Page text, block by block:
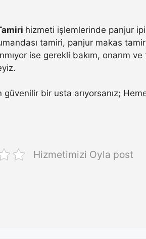
hizmeti işlemlerinde panjur
tamiri, panjur makas
ise gerekli bakım, onarım
güvenilir bir usta arıyorsanız;
Hizmetimizi Oyla post